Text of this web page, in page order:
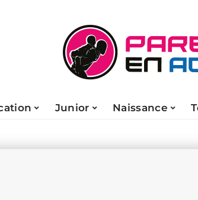
Junior Naissance